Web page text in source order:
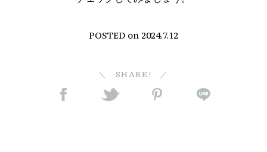
POSTED on 2024.7.12
SHARE!